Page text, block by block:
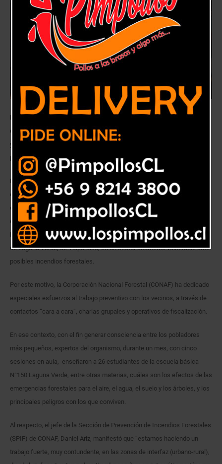
La institución capacitó a 26 estudiantes de la escuela local respecto al
daño que provocan los siniestros al aire, el agua, el suelo y los árboles,
y los principales peligros con los que conviven diariamente como
pobladores del sector.
La desmedida y desorganizada expansión urbana, las viviendas insertas
en zonas boscosas, la acumulación de basura en las quebradas, las
constantes fogatas que se realizan en lugares restringidos y
el desordenado acopio de combustible vegetal que dejan las talas
ilegales de árboles, entre otros factores, han convertido a la localidad
de Laguna Verde, de Valparaíso, en un sector altamente vulnerable ante
posibles incendios forestales.
Por este motivo, la Corporación Nacional Forestal (CONAF) ha dedicado
especiales esfuerzos al trabajo preventivo con los vecinos, a través de
contactos “cara a cara”, charlas grupales y operativos de fiscalización.
En ese contexto, con el fin generar consciencia entre los pobladores
más pequeños, expertos del organismo, durante un mes, con cinco
sesiones en aula, enseñaron a 26 estudiantes de la escuela básica
N°150 Laguna Verde, entre otras materias, cuáles son los efectos de las
emergencias forestales para el aire, el agua, el suelo y los árboles, y los
principales peligros con los que conviven.
Al respecto, el jefe de la Sección de Prevención de Incendios Forestales
(SPIF) de CONAF, Daniel Ariz, manifestó que “estamos haciendo un
trabajo fuerte, muy contundente, en las zonas de interfaz (urbano-rural),